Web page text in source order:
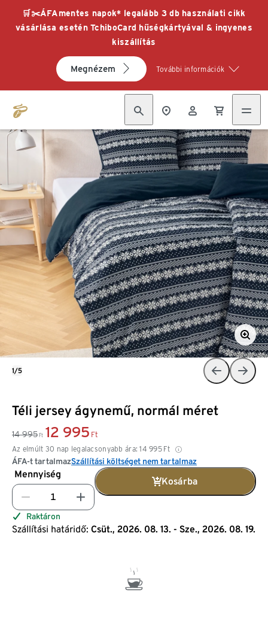
🛒✂️ÁFAmentes napok* legalább 3 db használati cikk
vásárlása esetén TchiboCard hűségkártyával & ingyenes
kiszállítás
Megnézem További információk
Téli jersey ágynemű, normál méret
14 995 Ft 12 995 Ft
Az elmúlt 30 nap legalacsonyabb ára: 14 995 Ft
ÁFA-t tartalmazSzállítási költséget nem tartalmaz
Mennyiség
Kosárba
Raktáron
Szállítási határidő: Csüt., 2026. 08. 13. - Sze., 2026. 08. 19.
1/5